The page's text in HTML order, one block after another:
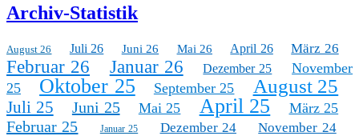
Archiv-Statistik
August 26 Juli 26 Juni 26 Mai 26 April 26 März 26
Februar 26 Januar 26 Dezember 25
November
25
Oktober 25 September 25 August 25
Juli 25 Juni 25 Mai 25 April 25 März 25
Februar 25 Januar 25 Dezember 24 November 24